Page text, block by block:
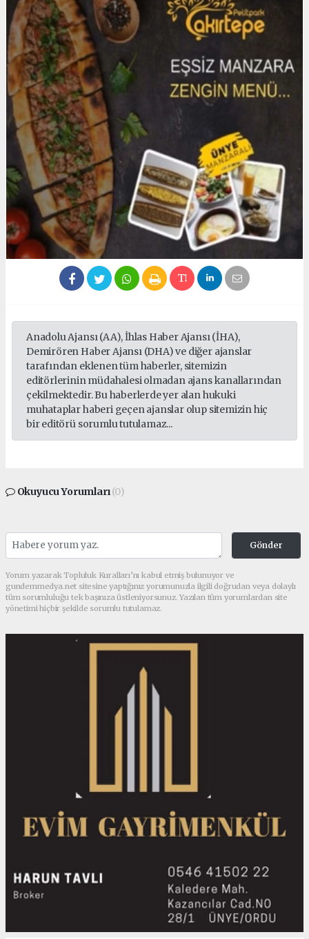
Anadolu Ajansı (AA), İhlas Haber Ajansı (İHA),
Demirören Haber Ajansı (DHA) ve diğer ajanslar
tarafından eklenen tüm haberler, sitemizin
editörlerinin müdahalesi olmadan ajans kanallarından
çekilmektedir. Bu haberlerde yer alan hukuki
muhataplar haberi geçen ajanslar olup sitemizin hiç
bir editörü sorumlu tutulamaz...
Okuyucu Yorumları(0)
Gönder
Yorum yazarak Topluluk Kuralları’nı kabul etmiş bulunuyor ve
gundemmedya.net sitesine yaptığınız yorumunuzla ilgili doğrudan veya dolaylı
tüm sorumluluğu tek başınıza üstleniyorsunuz. Yazılan tüm yorumlardan site
yönetimi hiçbir şekilde sorumlu tutulamaz.